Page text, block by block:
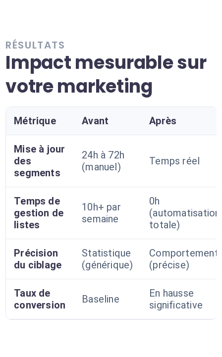
RÉSULTATS
Impact mesurable sur
votre marketing
Métrique Avant Après
Mise à jour
des
segments
24h à 72h
(manuel)
Temps réel
Temps de
gestion de
listes
10h+ par
semaine
0h
(automatisation
totale)
Précision
du ciblage
Statistique
(générique)
(précise)
Taux de
conversion
Baseline
En hausse
significative